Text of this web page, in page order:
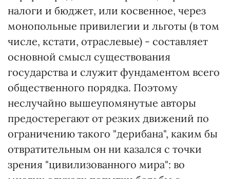
налоги и бюджет, или косвенное, через
монопольные привилегии и льготы (в том
числе, кстати, отраслевые) - составляет
основной смысл существования
государства и служит фундаментом всего
общественного порядка. Поэтому
неслучайно вышеупомянутые авторы
предостерегают от резких движений по
ограничению такого "дерибана", каким бы
отвратительным он ни казался с точки
зрения "цивилизованного мира": во